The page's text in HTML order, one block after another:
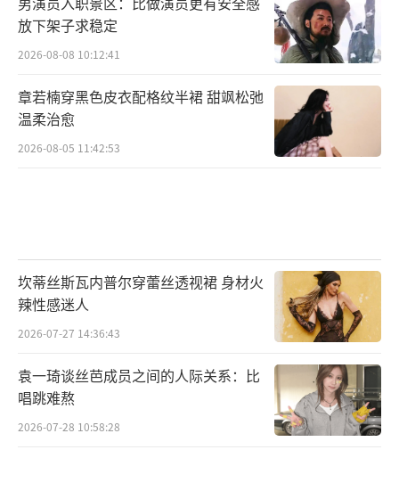
放下架子求稳定
2026-08-08 10:12:41
章若楠穿黑色皮衣配格纹半裙 甜飒松弛
温柔治愈
2026-08-05 11:42:53
坎蒂丝斯瓦内普尔穿蕾丝透视裙 身材火
辣性感迷人
2026-07-27 14:36:43
袁一琦谈丝芭成员之间的人际关系：比
唱跳难熬
2026-07-28 10:58:28